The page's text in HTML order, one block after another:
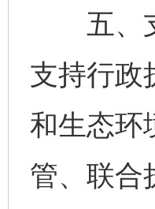
五、支
支持行政
和生态环
管、联合